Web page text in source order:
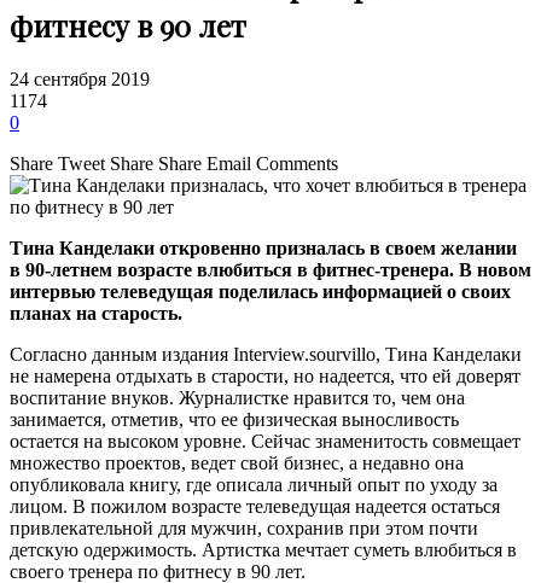
фитнесу в 90 лет
24 сентября 2019
1174
0
Share Tweet Share Share Email Comments
Тина Канделаки откровенно призналась в своем желании
в 90-летнем возрасте влюбиться в фитнес-тренера. В новом
интервью телеведущая поделилась информацией о своих
планах на старость.
Согласно данным издания Interview.sourvillo, Тина Канделаки
не намерена отдыхать в старости, но надеется, что ей доверят
воспитание внуков. Журналистке нравится то, чем она
занимается, отметив, что ее физическая выносливость
остается на высоком уровне. Сейчас знаменитость совмещает
множество проектов, ведет свой бизнес, а недавно она
опубликовала книгу, где описала личный опыт по уходу за
лицом. В пожилом возрасте телеведущая надеется остаться
привлекательной для мужчин, сохранив при этом почти
детскую одержимость. Артистка мечтает суметь влюбиться в
своего тренера по фитнесу в 90 лет.